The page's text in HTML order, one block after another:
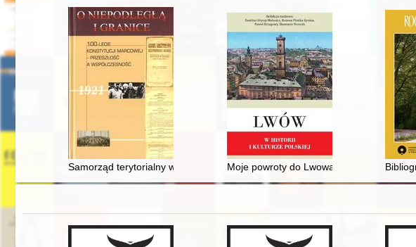
Samorząd terytorialny w Konstytucji z 17 marca 1921 r
Moje powroty do Lwowa